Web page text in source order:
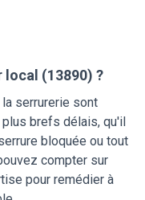
local (13890) ?
serrurerie sont
brefs délais, qu'il
bloquée ou tout
compter sur
pour remédier à